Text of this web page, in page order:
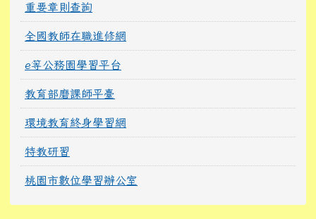
重要章則查詢
全國教師在職進修網
e等公務園學習平台
教育部磨課師平臺
環境教育終身學習網
特教研習
桃園市數位學習辦公室